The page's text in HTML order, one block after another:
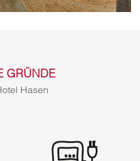
GRÜNDE
Hasen